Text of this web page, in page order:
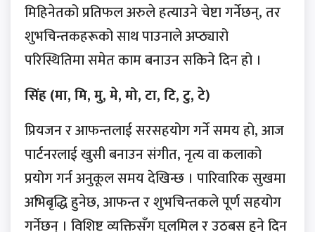
मिहिनेतको प्रतिफल अरुले हत्याउने चेष्टा गर्नेछन्, तर
शुभचिन्तकहरूको साथ पाउनाले अप्ठ्यारो
परिस्थितिमा समेत काम बनाउन सकिने दिन हो ।
सिंह (मा, मि, मु, मे, मो, टा, टि, टु, टे)
प्रियजन र आफन्तलाई सरसहयोग गर्ने समय हो, आज
पार्टनरलाई खुसी बनाउन संगीत, नृत्य वा कलाको
प्रयोग गर्न अनुकूल समय देखिन्छ । पारिवारिक सुखमा
अभिबृद्धि हुनेछ, आफन्त र शुभचिन्तकले पूर्ण सहयोग
गर्नेछन् । विशिष्ट व्यक्तिसँग घुलमिल र उठबस हुने दिन